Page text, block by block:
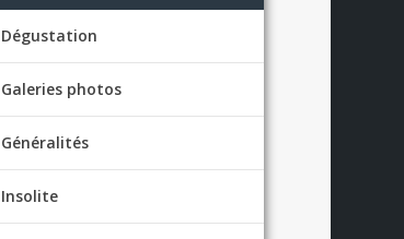
Dégustation
Galeries photos
Généralités
Insolite